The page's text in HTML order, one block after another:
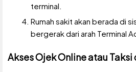
terminal.
Rumah sakit akan berada di
bergerak dari arah Terminal
Akses Ojek Online atau Taksi